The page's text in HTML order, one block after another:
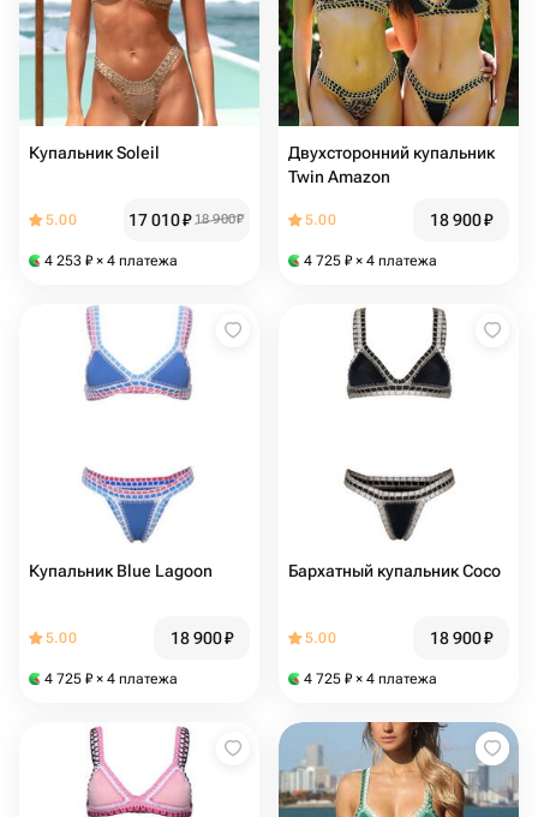
Купальник Soleil
5.00 17 010₽ 18 900₽
4 253 ₽ × 4 платежа
Двухсторонний купальник
Twin Amazon
5.00 18 900₽
4 725 ₽ × 4 платежа
Купальник Blue Lagoon
5.00 18 900₽
4 725 ₽ × 4 платежа
Бархатный купальник Coco
5.00 18 900₽
4 725 ₽ × 4 платежа